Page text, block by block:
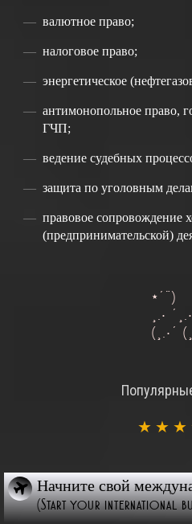
валютное право;
налоговое право;
энергетическое
антимонопольное право,
ГЧП;
ведение судебных
защита по уголовным
правовое сопровождение
(предпринимательской)
*´¨)
¸.•
(¸.•´
★
★
★
Начните свой
(Start your international